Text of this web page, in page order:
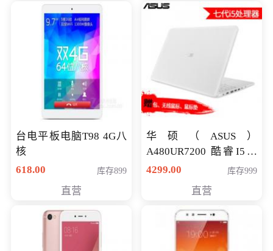
台电平板电脑T98 4G八
核
618.00
库存899
直营
华硕（ASUS）
A480UR7200 酷睿I5超
薄学生办公游戏独显笔
NV930-2G独
4299.00 库存999
直营